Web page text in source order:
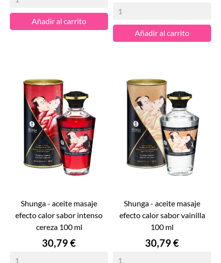
Añadir al carrito
Añadir al carrito
shunga - aceite masaje
efecto calor sabor intenso
cereza 100 ml
Precio
30,79 €
shunga - aceite masaje
efecto calor sabor vainilla
100 ml
Precio
30,79 €